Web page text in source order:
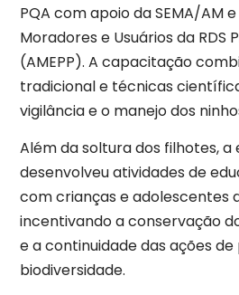
PQA com apoio da SEMA/AM
Moradores e Usuários da RDS
(AMEPP). A capacitação
tradicional e técnicas
vigilância e o manejo dos
Além da soltura dos filhotes,
desenvolveu atividades de
com crianças e adolescentes
incentivando a conservação
e a continuidade das ações
biodiversidade.